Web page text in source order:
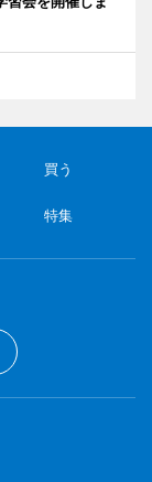
買う
特集